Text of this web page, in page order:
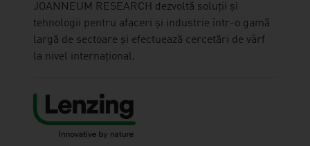
JOANNEUM RESEARCH dezvoltă soluții și
tehnologii pentru afaceri și industrie într-o gamă
largă de sectoare și efectuează cercetări de vârf
la nivel internațional.